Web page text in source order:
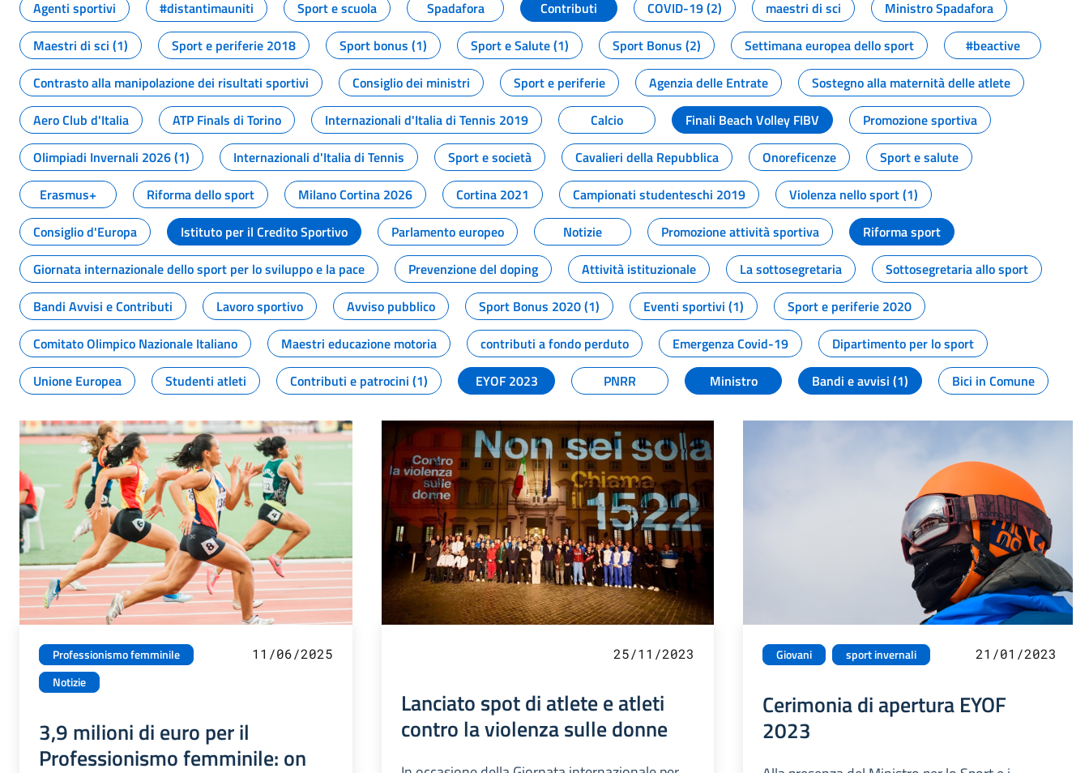
Agenti sportivi
#distantimauniti Sport e scuola Spadafora Contributi COVID-19 (2) maestri di sci
Ministro Spadafora
Maestri di sci (1)
Sport e periferie 2018 Sport bonus (1) Sport e Salute (1) Sport Bonus (2) Settimana europea dello sport
#beactive
Contrasto alla manipolazione dei risultati sportivi
Consiglio dei ministri Sport e periferie Agenzia delle Entrate
Sostegno alla maternità delle atlete
Aero Club d'Italia
ATP Finals di Torino Internazionali d'Italia di Tennis 2019 Calcio Finali Beach Volley FIBV
Promozione sportiva
Olimpiadi Invernali 2026 (1)
Internazionali d'Italia di Tennis Sport e società Cavalieri della Repubblica Onoreficenze
Sport e salute
Erasmus+
Riforma dello sport Milano Cortina 2026 Cortina 2021 Campionati studenteschi 2019
Violenza nello sport (1)
Consiglio d'Europa
Istituto per il Credito Sportivo Parlamento europeo Notizie Promozione attività sportiva
Riforma sport
Giornata internazionale dello sport per lo sviluppo e la pace
Prevenzione del doping Attività istituzionale La sottosegretaria
Sottosegretaria allo sport
Bandi Avvisi e Contributi
Lavoro sportivo Avviso pubblico Sport Bonus 2020 (1) Eventi sportivi (1)
Sport e periferie 2020
Comitato Olimpico Nazionale Italiano
Maestri educazione motoria contributi a fondo perduto Emergenza Covid-19
Dipartimento per lo sport
Unione Europea
Studenti atleti Contributi e patrocini (1) EYOF 2023 PNRR Ministro Bandi e avvisi (1) Bici in Comune
Professionismo femminile
Notizie
11/06/2025
3,9 milioni di euro per il
Professionismo femminile: on
25/11/2023
Lanciato spot di atlete e atleti
contro la violenza sulle donne
Giovani sport invernali 21/01/2023
Cerimonia di apertura EYOF
2023